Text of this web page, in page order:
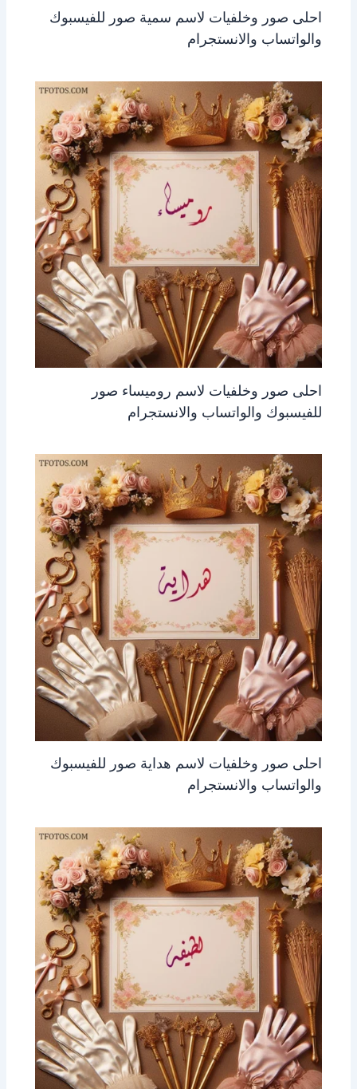
احلى صور وخلفيات لاسم سمية صور للفيسبوك
والواتساب والانستجرام
احلى صور وخلفيات لاسم روميساء صور
للفيسبوك والواتساب والانستجرام
احلى صور وخلفيات لاسم هداية صور للفيسبوك
والواتساب والانستجرام